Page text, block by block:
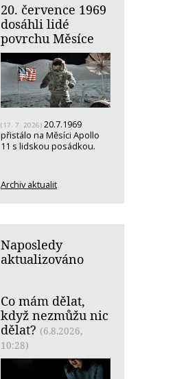
20. července 1969
dosáhli lidé
povrchu Měsíce
(17. 7. 2026) 20.7.1969
přistálo na Měsíci Apollo
11 s lidskou posádkou.
Archiv aktualit
Naposledy
aktualizováno
Co mám dělat,
když nezmůžu nic
dělat? (6.8.2026,
10:28)